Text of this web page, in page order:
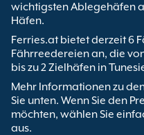
wichtigsten Ablegehäfen
Häfen.
Ferries.at bietet derzeit 6
Fährreedereien an, die
bis zu 2 Zielhäfen in
Mehr Informationen zu
Sie unten. Wenn Sie den
möchten, wählen Sie
aus.